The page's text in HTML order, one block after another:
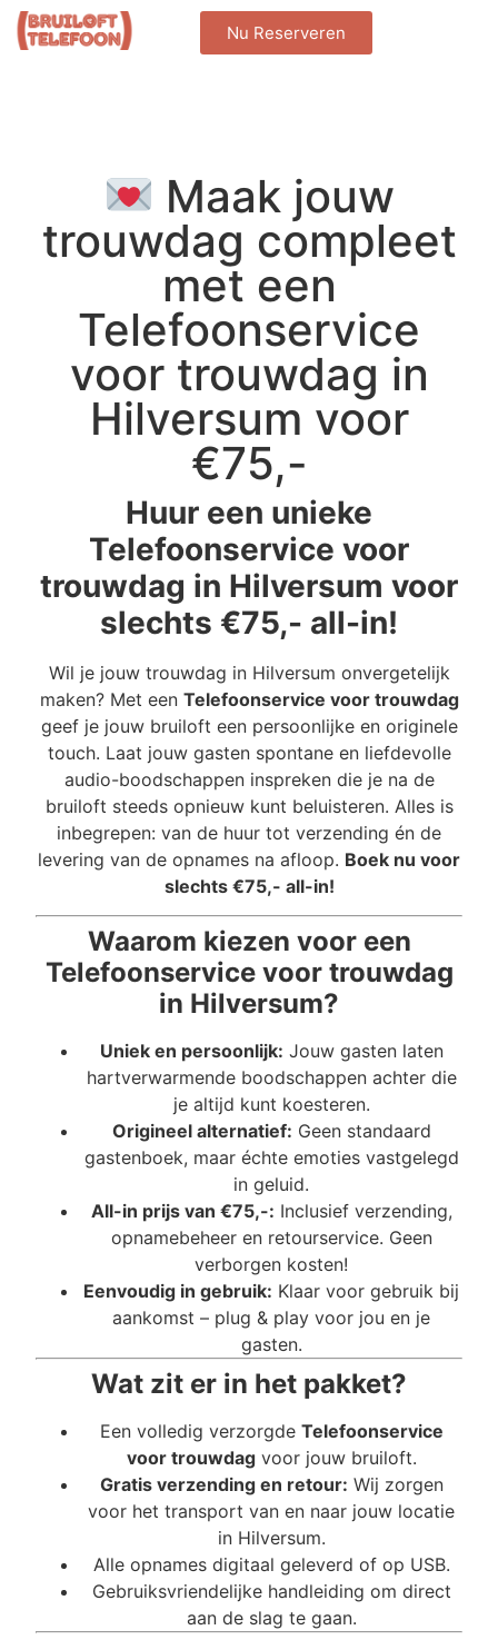
Nu Reserveren
Maak jouw
trouwdag compleet
met een
Telefoonservice
voor trouwdag in
Hilversum voor
€75,-
Huur een unieke
Telefoonservice voor
trouwdag in Hilversum voor
slechts €75,- all-in!
Wil je jouw trouwdag in Hilversum onvergetelijk
maken? Met een Telefoonservice voor trouwdag
geef je jouw bruiloft een persoonlijke en originele
touch. Laat jouw gasten spontane en liefdevolle
audio-boodschappen inspreken die je na de
bruiloft steeds opnieuw kunt beluisteren. Alles is
inbegrepen: van de huur tot verzending én de
levering van de opnames na afloop. Boek nu voor
slechts €75,- all-in!
Waarom kiezen voor een
Telefoonservice voor trouwdag
in Hilversum?
Uniek en persoonlijk: Jouw gasten laten
hartverwarmende boodschappen achter die
je altijd kunt koesteren.
Origineel alternatief: Geen standaard
gastenboek, maar échte emoties vastgelegd
in geluid.
All-in prijs van €75,-: Inclusief verzending,
opnamebeheer en retourservice. Geen
verborgen kosten!
Eenvoudig in gebruik: Klaar voor gebruik bij
aankomst – plug & play voor jou en je
gasten.
Wat zit er in het pakket?
Een volledig verzorgde Telefoonservice
voor trouwdagvoor jouw bruiloft.
Gratis verzending en retour: Wij zorgen
voor het transport van en naar jouw locatie
in Hilversum.
Alle opnames digitaal geleverd of op USB.
Gebruiksvriendelijke handleiding om direct
aan de slag te gaan.